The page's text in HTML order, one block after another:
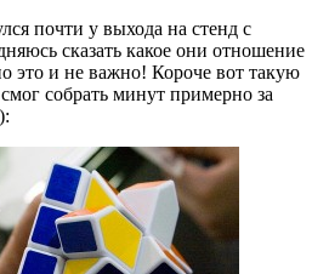
почти у выхода на стенд с
сказать какое они отношение
это и не важно! Короче вот такую
собрать минут примерно за